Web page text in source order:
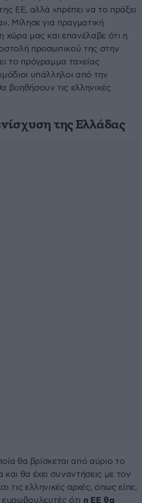
ΕΕ, αλλά «πρέπει να το πράξει
Μίλησε για πραγματική
χώρα μας και επανέλαβε ότι η
προσωπικού της στην
το πρόγραμμα ταχείας
υπάλληλοι από την
βοηθήσουν τις ελληνικές
της Ελλάδας
θα βρίσκεται από αύριο το
θα έχει συναντήσεις με τον
τις ελληνικές αρχές, όπως είπε,
ότι η ΕΕ θα